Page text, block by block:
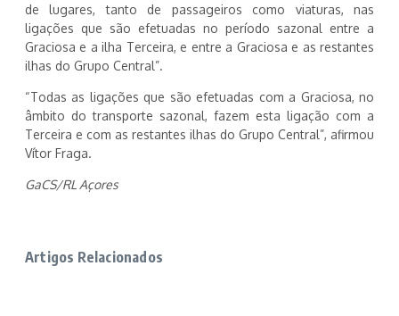
de lugares, tanto de passageiros como viaturas, nas
ligações que são efetuadas no período sazonal entre a
Graciosa e a ilha Terceira, e entre a Graciosa e as restantes
ilhas do Grupo Central”.
“Todas as ligações que são efetuadas com a Graciosa, no
âmbito do transporte sazonal, fazem esta ligação com a
Terceira e com as restantes ilhas do Grupo Central”, afirmou
Vítor Fraga.
GaCS/RL Açores
Artigos Relacionados